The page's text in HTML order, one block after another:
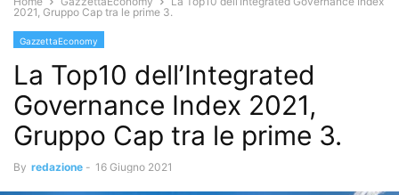
2021, Gruppo Cap tra le prime 3.
GazzettaEconomy
La Top10 dell’Integrated
Governance Index 2021,
Gruppo Cap tra le prime 3.
By redazione - 16 Giugno 2021